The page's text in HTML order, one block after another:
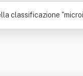
classificazione